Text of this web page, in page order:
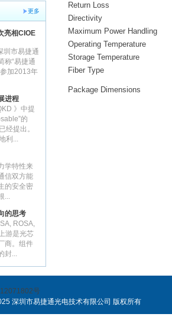
更多
亮相CIOE
圳市易捷通
称“易捷通
加2013年
进程
》中提
的
经提出。
利...
学特性来
信双方能
的安全密
...
的思考
ROSA,
游是光芯
商。组件
封...
Return Loss
Directivity
Maximum Power Handling
Operating Temperature
Storage Temperature
Fiber Type
Package Dimensions
号
深圳市易捷通光电技术有限公司 版权所有